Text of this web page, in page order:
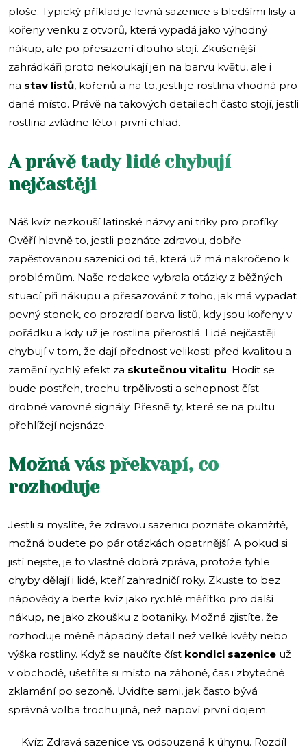
ploše. Typický příklad je levná sazenice s bledšími listy a
kořeny venku z otvorů, která vypadá jako výhodný
nákup, ale po přesazení dlouho stojí. Zkušenější
zahrádkáři proto nekoukají jen na barvu květu, ale i
na stav listů, kořenů a na to, jestli je rostlina vhodná pro
dané místo. Právě na takových detailech často stojí, jestli
rostlina zvládne léto i první chlad.
A právě tady lidé chybují
nejčastěji
Náš kvíz nezkouší latinské názvy ani triky pro profíky.
Ověří hlavně to, jestli poznáte zdravou, dobře
zapěstovanou sazenici od té, která už má nakročeno k
problémům. Naše redakce vybrala otázky z běžných
situací při nákupu a přesazování: z toho, jak má vypadat
pevný stonek, co prozradí barva listů, kdy jsou kořeny v
pořádku a kdy už je rostlina přerostlá. Lidé nejčastěji
chybují v tom, že dají přednost velikosti před kvalitou a
zamění rychlý efekt za skutečnou vitalitu. Hodit se
bude postřeh, trochu trpělivosti a schopnost číst
drobné varovné signály. Přesně ty, které se na pultu
přehlížejí nejsnáze.
Možná vás překvapí, co
rozhoduje
Jestli si myslíte, že zdravou sazenici poznáte okamžitě,
možná budete po pár otázkách opatrnější. A pokud si
jistí nejste, je to vlastně dobrá zpráva, protože tyhle
chyby dělají i lidé, kteří zahradničí roky. Zkuste to bez
nápovědy a berte kvíz jako rychlé měřítko pro další
nákup, ne jako zkoušku z botaniky. Možná zjistíte, že
rozhoduje méně nápadný detail než velké květy nebo
výška rostliny. Když se naučíte číst kondici sazenice už
v obchodě, ušetříte si místo na záhoně, čas i zbytečné
zklamání po sezoně. Uvidíte sami, jak často bývá
správná volba trochu jiná, než napoví první dojem.
Kvíz: Zdravá sazenice vs. odsouzená k úhynu. Rozdíl